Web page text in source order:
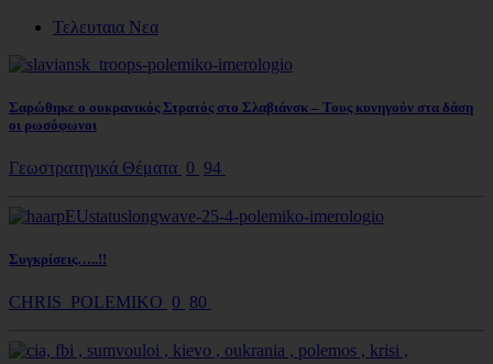
Τελευταια Νεα
Σαρώθηκε ο ουκρανικός Στρατός στο Σλαβιάνσκ – Τους κυνηγούν στα δάση
οι ρωσόφωνοι
Γεωστρατηγικά Θέματα 0 94
Συγκρίσεις…..!!
CHRIS_POLEMIKO 0 80